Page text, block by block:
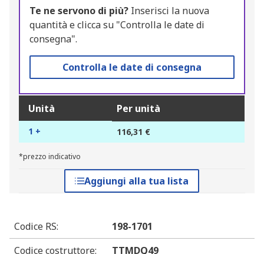
Te ne servono di più? Inserisci la nuova
quantità e clicca su "Controlla le date di
consegna".
Controlla le date di consegna
Unità Per unità
1 + 116,31 €
*prezzo indicativo
Aggiungi alla tua lista
Codice RS:
198-1701
Codice costruttore:
TTMDQ49